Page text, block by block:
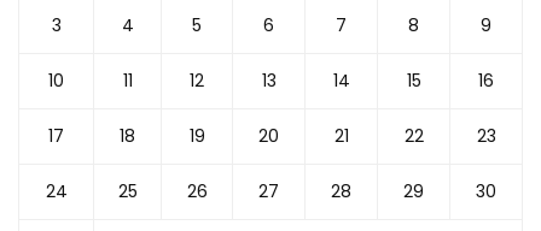
3 4 5 6 7 8 9
10 11 12 13 14 15 16
17 18 19 20 21 22 23
24 25 26 27 28 29 30